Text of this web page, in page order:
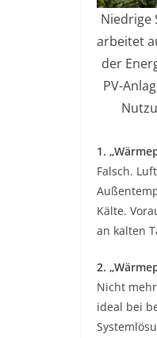
Niedrige
arbeitet
der
PV-
1.
Falsch.
Kälte.
an kalten
2.
Nicht
ideal bei